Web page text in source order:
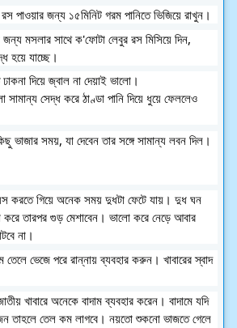
পাওয়ার জন্য ১৫মিনিট গরম পানিতে ভিজিয়ে রাখুন।
জন্য মসলার সাথে ক'ফোটা লেবুর রস মিসিয়ে দিন,
হয়ে যাচ্ছে।
দিয়ে জ্বাল না দেয়াই ভালো।
সেদ্ধ করে ঠাণ্ডা পানি দিয়ে ধুয়ে ফেললেও
ভাজার সময়, যা দেবেন তার সঙ্গে সামান্য লবন দিল।
করতে গিয়ে অনেক সময় দুধটা ফেটে যায়। দুধ ঘন
করে তারপর গুড় মেশাবেন। ভালো করে নেড়ে আবার
না।
তেলে ভেজে পরে রান্নায় ব্যবহার করুন। খাবারের স্বাদ
খাবারে অনেকে বাদাম ব্যবহার করেন। বাদামে যদি
তাহলে তেল কম লাগবে। নয়তো শুকনো ভাজতে গেলে